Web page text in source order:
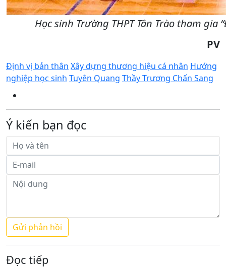
Học sinh Trường THPT Tân Trào tham
PV
Định vị bản thân Xây dựng thương hiệu cá nhân Hướng
nghiệp học sinh Tuyên Quang Thầy Trương Chấn Sang
Ý kiến bạn đọc
Đọc tiếp